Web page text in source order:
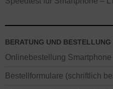
BERATUNG UND BESTELLUNG
Onlinebestellung Smartphone
Bestellformulare (schriftlich